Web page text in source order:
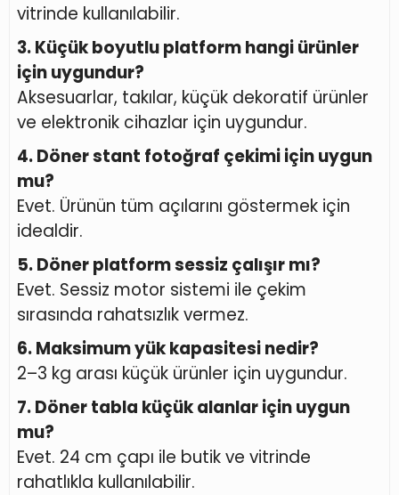
vitrinde kullanılabilir.
3. Küçük boyutlu platform hangi ürünler
için uygundur?
Aksesuarlar, takılar, küçük dekoratif ürünler
ve elektronik cihazlar için uygundur.
4. Döner stant fotoğraf çekimi için uygun
mu?
Evet. Ürünün tüm açılarını göstermek için
idealdir.
5. Döner platform sessiz çalışır mı?
Evet. Sessiz motor sistemi ile çekim
sırasında rahatsızlık vermez.
6. Maksimum yük kapasitesi nedir?
2–3 kg arası küçük ürünler için uygundur.
7. Döner tabla küçük alanlar için uygun
mu?
Evet. 24 cm çapı ile butik ve vitrinde
rahatlıkla kullanılabilir.